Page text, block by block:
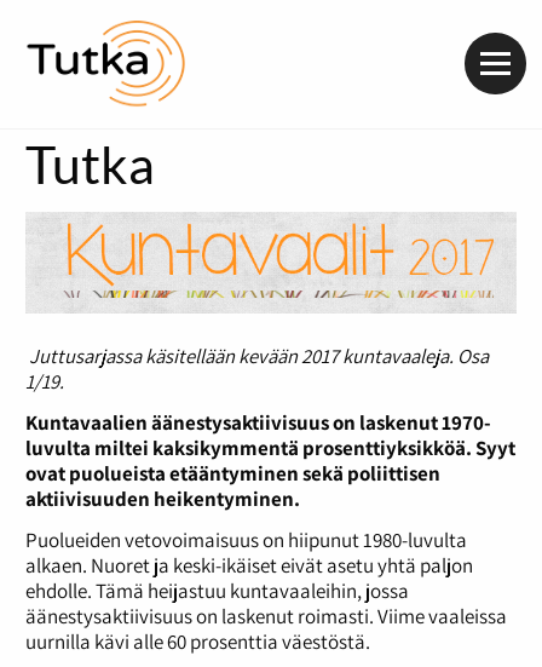
Tutka
Juttusarjassa käsitellään kevään 2017 kuntavaaleja. Osa
1/19.
Kuntavaalien äänestysaktiivisuus on laskenut 1970-
luvulta miltei kaksikymmentä prosenttiyksikköä. Syyt
ovat puolueista etääntyminen sekä poliittisen
aktiivisuuden heikentyminen.
Puolueiden vetovoimaisuus on hiipunut 1980-luvulta
alkaen. Nuoret ja keski-ikäiset eivät asetu yhtä paljon
ehdolle. Tämä heijastuu kuntavaaleihin, jossa
äänestysaktiivisuus on laskenut roimasti. Viime vaaleissa
uurnilla kävi alle 60 prosenttia väestöstä.